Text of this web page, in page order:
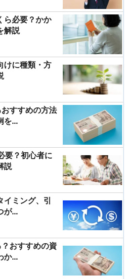
ら必要？かか
解説
けに種類・方
すすめの方法
を...
要？初心者に
説
イミング、引
が...
おすすめの資
か...